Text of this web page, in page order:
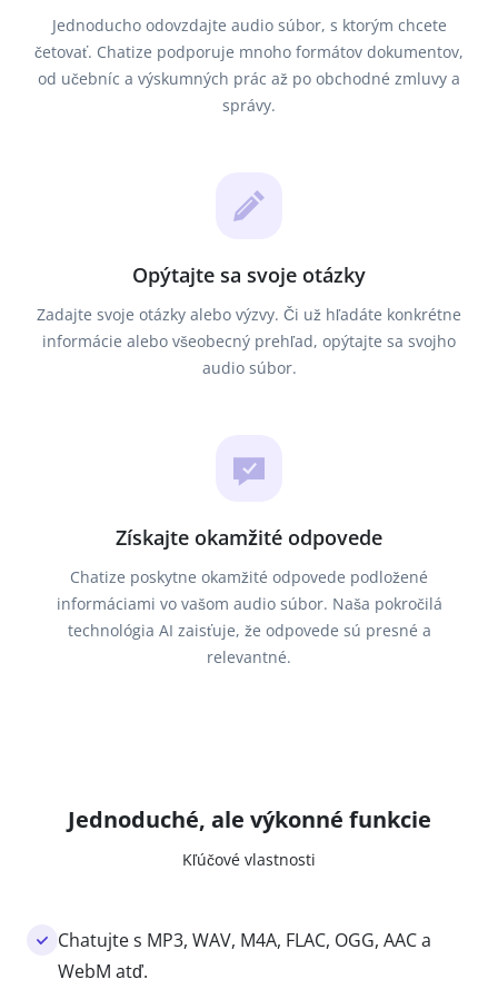
Jednoducho odovzdajte audio súbor, s ktorým chcete
četovať. Chatize podporuje mnoho formátov dokumentov,
od učebníc a výskumných prác až po obchodné zmluvy a
správy.
Opýtajte sa svoje otázky
Zadajte svoje otázky alebo výzvy. Či už hľadáte konkrétne
informácie alebo všeobecný prehľad, opýtajte sa svojho
audio súbor.
Získajte okamžité odpovede
Chatize poskytne okamžité odpovede podložené
informáciami vo vašom audio súbor. Naša pokročilá
technológia AI zaisťuje, že odpovede sú presné a
relevantné.
Jednoduché, ale výkonné funkcie
Kľúčové vlastnosti
Chatujte s MP3, WAV, M4A, FLAC, OGG, AAC a
WebM atď.